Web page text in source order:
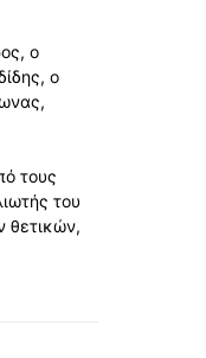
ο
ο
τους
του
θετικών,